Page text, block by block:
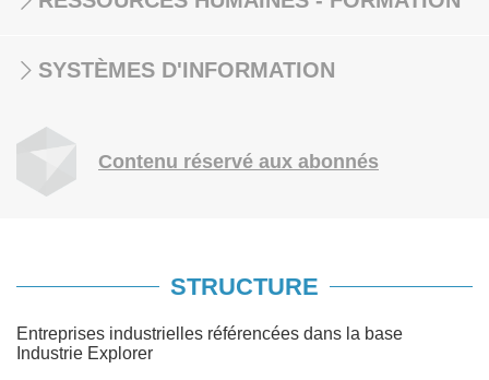
SYSTÈMES D'INFORMATION
Contenu réservé aux abonnés
STRUCTURE
Entreprises industrielles référencées dans la base
Industrie Explorer